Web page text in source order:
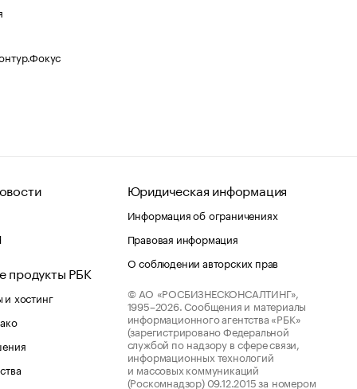
продукты РБК
хостинг
Юридическая информация
Информация об ограничениях
Правовая информация
О соблюдении авторских прав
© АО «РОСБИЗНЕСКОНСАЛТИНГ»,
1995–2026. Сообщения и материалы
информационного агентства «РБК»
(зарегистрировано Федеральной
службой по надзору в сфере связи,
информационных технологий
и массовых коммуникаций
(Роскомнадзор) 09.12.2015 за номером